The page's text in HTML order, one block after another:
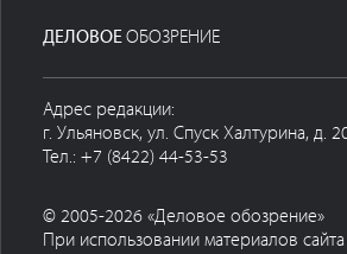
ДЕЛОВОЕОБОЗРЕНИЕ
Адрес редакции:
г. Ульяновск, ул. Спуск Халтурина, д.
Тел.: +7 (8422) 44-53-53
© 2005-2026 «Деловое обозрение»
При использовании материалов